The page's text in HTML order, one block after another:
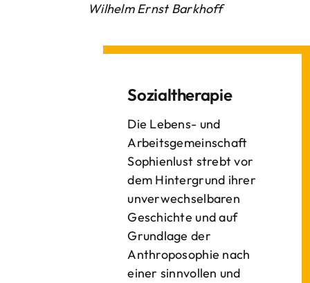
Wilhelm Ernst Barkhoff
Sozialtherapie
Die Lebens- und
Arbeitsgemeinschaft
Sophienlust strebt vor
dem Hintergrund ihrer
unverwechselbaren
Geschichte und auf
Grundlage der
Anthroposophie nach
einer sinnvollen und